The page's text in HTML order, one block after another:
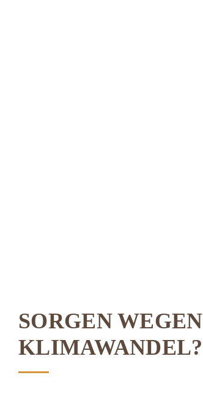
SORGEN WEGEN
KLIMAWANDEL?